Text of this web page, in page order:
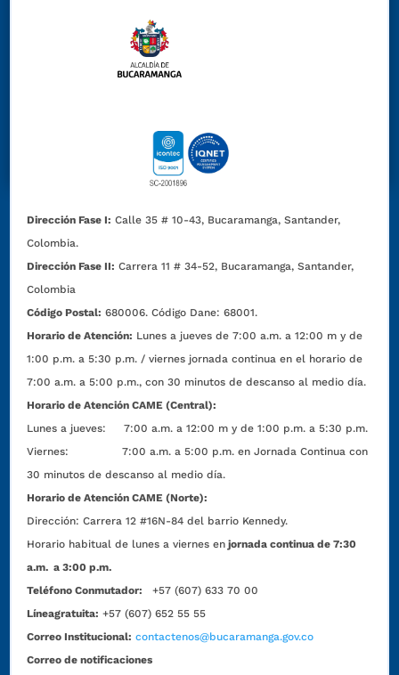
Dirección Fase I: Calle 35 # 10-43, Bucaramanga, Santander,
Colombia.
Dirección Fase II: Carrera 11 # 34-52, Bucaramanga, Santander,
Colombia
Código Postal: 680006. Código Dane: 68001.
Horario de Atención: Lunes a jueves de 7:00 a.m. a 12:00 m y de
1:00 p.m. a 5:30 p.m. / viernes jornada continua en el horario de
7:00 a.m. a 5:00 p.m., con 30 minutos de descanso al medio día.
Horario de Atención CAME (Central):
Lunes a jueves: 7:00 a.m. a 12:00 m y de 1:00 p.m. a 5:30 p.m.
Viernes: 7:00 a.m. a 5:00 p.m. en Jornada Continua con
30 minutos de descanso al medio día.
Horario de Atención CAME (Norte):
Dirección:Carrera 12 #16N-84 del barrio Kennedy.
Horario habitual de lunes a viernes en jornada continua de 7:30
a.m. a 3:00 p.m.
Teléfono Conmutador:
+57 (607) 633 70 00
Líneagratuita: +57 (607) 652 55 55
Correo Institucional: contactenos@bucaramanga.gov.co
Correo de notificaciones